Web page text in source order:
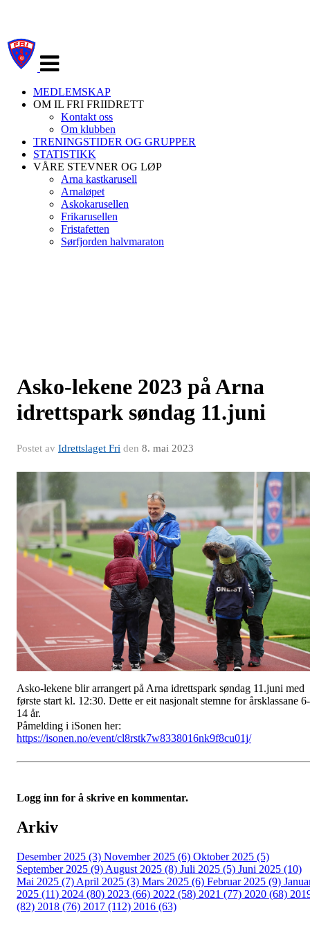
navigasjon
MEDLEMSKAP
OM IL FRI FRIIDRETT
Kontakt oss
Om klubben
TRENINGSTIDER OG GRUPPER
STATISTIKK
VÅRE STEVNER OG LØP
Arna kastkarusell
Arnaløpet
Askokarusellen
Frikarusellen
Fristafetten
Sørfjorden halvmaraton
Asko-lekene 2023 på Arna
idrettspark søndag 11.juni
Postet av Idrettslaget Fri den 8. mai 2023
Asko-lekene blir arrangert på Arna idrettspark søndag 11.juni med
første start kl. 12:30. Dette er eit nasjonalt stemne for årsklassane 6-
14 år.
Påmelding i iSonen her:
https://isonen.no/event/cl8rstk7w8338016nk9f8cu01j/
Logg inn for å skrive en kommentar.
Arkiv
Desember 2025 (3) November 2025 (6) Oktober 2025 (5)
September 2025 (9) August 2025 (8) Juli 2025 (5) Juni 2025 (10)
Mai 2025 (7) April 2025 (3) Mars 2025 (6) Februar 2025 (9)
2025 (11) 2024 (80) 2023 (66) 2022 (58) 2021 (77) 2020 (68)
(82) 2018 (76) 2017 (112) 2016 (63)